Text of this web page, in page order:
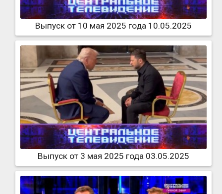
Выпуск от 10 мая 2025 года 10.05.2025
Выпуск от 3 мая 2025 года 03.05.2025